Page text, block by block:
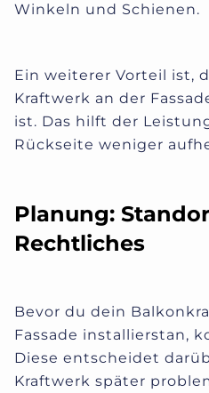
Winkeln und Schienen.
Ein weiterer Vorteil ist,
Kraftwerk an der
ist. Das hilft der
Rückseite weniger
Planung:
Rechtliches
Bevor du dein
Fassade installierstan,
Diese entscheidet
Kraftwerk später